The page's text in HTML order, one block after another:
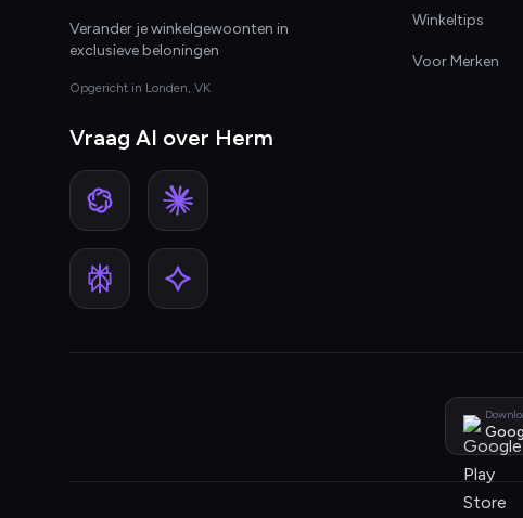
Verander je winkelgewoonten in
exclusieve beloningen
Opgericht in Londen, VK
Vraag AI over Herm
Winkeltips
Voor Merken